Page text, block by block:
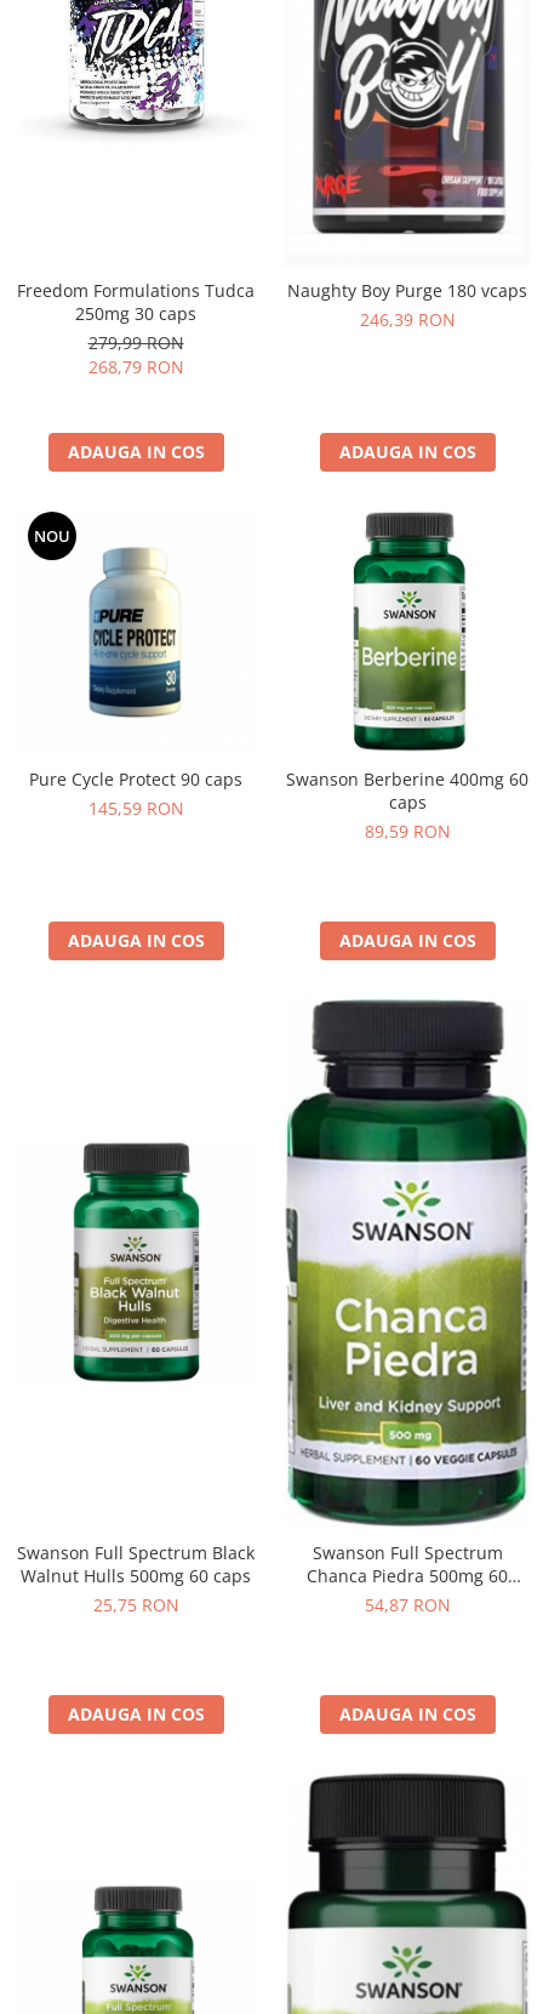
Freedom Formulations Tudca
250mg 30 caps
279,99 RON
268,79 RON
ADAUGA IN COS
Naughty Boy Purge 180 vcaps
246,39 RON
ADAUGA IN COS
NOU
Pure Cycle Protect 90 caps
145,59 RON
ADAUGA IN COS
Swanson Berberine 400mg 60
caps
89,59 RON
ADAUGA IN COS
Swanson Full Spectrum Black
Walnut Hulls 500mg 60 caps
25,75 RON
ADAUGA IN COS
Swanson Full Spectrum
Chanca Piedra 500mg 60
vcaps
54,87 RON
ADAUGA IN COS